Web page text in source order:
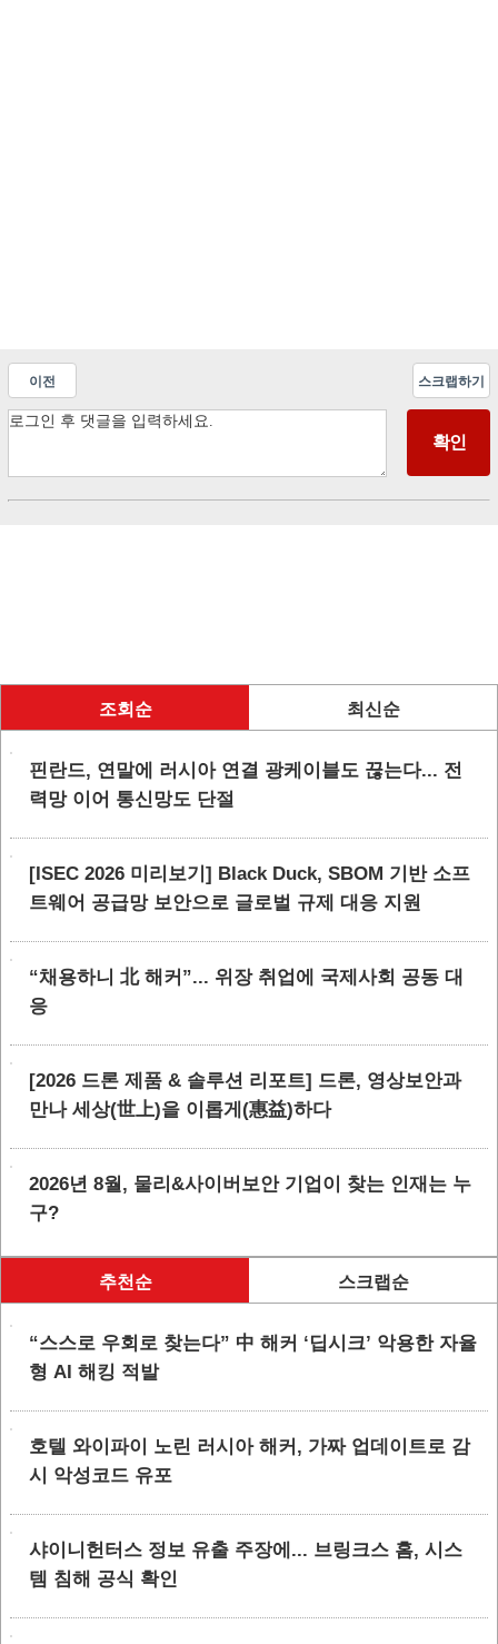
이전 스크랩하기
조회순 최신순
핀란드, 연말에 러시아 연결 광케이블도 끊는다... 전
력망 이어 통신망도 단절
[ISEC 2026 미리보기] Black Duck, SBOM 기반 소프
트웨어 공급망 보안으로 글로벌 규제 대응 지원
“채용하니 北 해커”... 위장 취업에 국제사회 공동 대
응
[2026 드론 제품 & 솔루션 리포트] 드론, 영상보안과
만나 세상(世上)을 이롭게(惠益)하다
2026년 8월, 물리&사이버보안 기업이 찾는 인재는 누
구?
추천순 스크랩순
“스스로 우회로 찾는다” 中 해커 ‘딥시크’ 악용한 자율
형 AI 해킹 적발
호텔 와이파이 노린 러시아 해커, 가짜 업데이트로 감
시 악성코드 유포
샤이니헌터스 정보 유출 주장에... 브링크스 홈, 시스
템 침해 공식 확인